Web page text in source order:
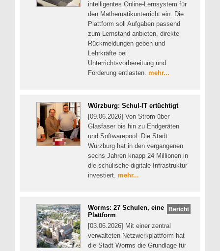
intelligentes Online-Lernsystem für
den Mathematikunterricht ein. Die
Plattform soll Aufgaben passend
zum Lernstand anbieten, direkte
Rückmeldungen geben und
Lehrkräfte bei
Unterrichtsvorbereitung und
Förderung entlasten. mehr...
Würzburg: Schul-IT ertüchtigt
[09.06.2026] Von Strom über
Glasfaser bis hin zu Endgeräten
und Softwarepool: Die Stadt
Würzburg hat in den vergangenen
sechs Jahren knapp 24 Millionen in
die schulische digitale Infrastruktur
investiert. mehr...
Bericht
Worms: 27 Schulen, eine
Plattform
[03.06.2026] Mit einer zentral
verwalteten Netzwerkplattform hat
die Stadt Worms die Grundlage für